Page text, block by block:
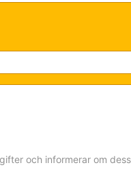
och informerar om